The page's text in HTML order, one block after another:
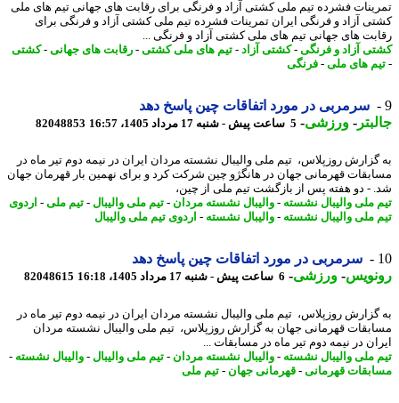
فشرده تیم ملی کشتی آزاد و فرنگی برای رقابت های جهانی تیم های ملی
آزاد و فرنگی ایران تمرینات فشرده تیم ملی کشتی آزاد و فرنگی برای
های جهانی تیم های ملی کشتی آزاد و فرنگی ...
آزاد و فرنگی -کشتی آزاد- تیم های ملی کشتی-رقابت های جهانی-کشتی
های ملی -فرنگی
سرمربی در مورد اتفاقات چین پاسخ دهد
-ورزشی-5 ساعت پیش - شنبه 17 مرداد 1405، 16:57 82048853
روزپلاس، تیم ملی والیبال نشسته مردان ایران در نیمه دوم تیر ماه در
قهرمانی جهان در هانگژو چین شرکت کرد و برای نهمین بار قهرمان جهان
- دو هفته پس از بازگشت تیم ملی از چین،
ملی والیبال نشسته-والیبال نشسته مردان - تیم ملی والیبال-تیم ملی -اردوی
ملی والیبال نشسته-والیبال نشسته-اردوی تیم ملی والیبال
سرمربی در مورد اتفاقات چین پاسخ دهد
-ورزشی-6 ساعت پیش - شنبه 17 مرداد 1405، 16:18 82048615
روزپلاس، تیم ملی والیبال نشسته مردان ایران در نیمه دوم تیر ماه در
قهرمانی جهان به گزارش روزپلاس، تیم ملی والیبال نشسته مردان
در نیمه دوم تیر ماه در مسابقات ...
ملی والیبال نشسته-والیبال نشسته مردان - تیم ملی والیبال-والیبال نشسته-
قهرمانی-قهرمانی جهان-تیم ملی